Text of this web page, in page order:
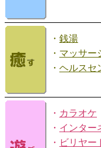
・ 銭湯
・ マッサー
・ ヘルスセ
・ カラオケ
・ インター
・ ビリヤー